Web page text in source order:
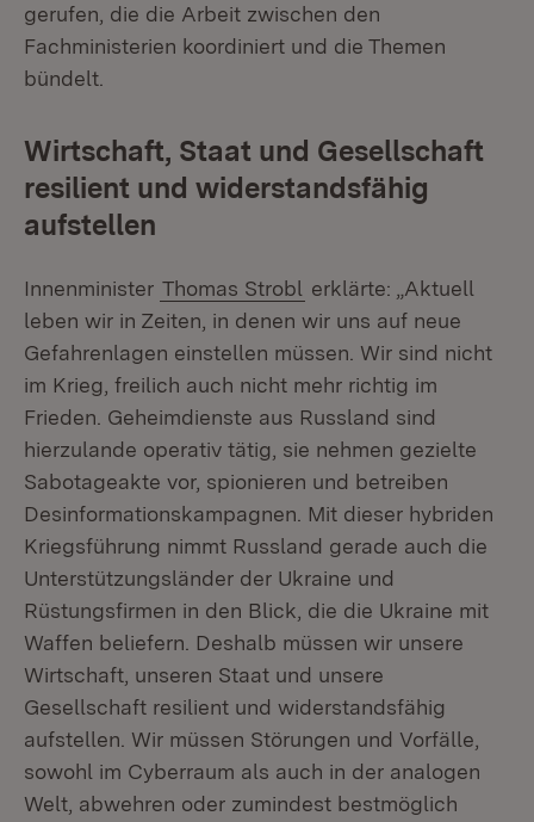
gerufen, die die Arbeit zwischen den
Fachministerien koordiniert und die Themen
bündelt.
Wirtschaft, Staat und Gesellschaft
resilient und widerstandsfähig
aufstellen
Innenminister Thomas Strobl erklärte: „Aktuell
leben wir in Zeiten, in denen wir uns auf neue
Gefahrenlagen einstellen müssen. Wir sind nicht
im Krieg, freilich auch nicht mehr richtig im
Frieden. Geheimdienste aus Russland sind
hierzulande operativ tätig, sie nehmen gezielte
Sabotageakte vor, spionieren und betreiben
Desinformationskampagnen. Mit dieser hybriden
Kriegsführung nimmt Russland gerade auch die
Unterstützungsländer der Ukraine und
Rüstungsfirmen in den Blick, die die Ukraine mit
Waffen beliefern. Deshalb müssen wir unsere
Wirtschaft, unseren Staat und unsere
Gesellschaft resilient und widerstandsfähig
aufstellen. Wir müssen Störungen und Vorfälle,
sowohl im Cyberraum als auch in der analogen
Welt, abwehren oder zumindest bestmöglich